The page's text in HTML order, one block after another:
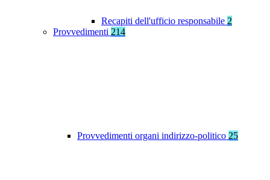
Recapiti dell'ufficio responsabile 2
Provvedimenti 214
Provvedimenti organi indirizzo-politico 25